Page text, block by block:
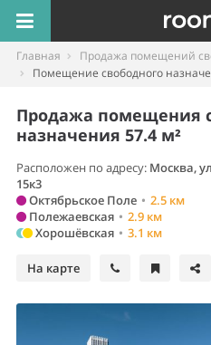
Главная
Продажа помещений
Помещение свободного
Продажа помещения
назначения 57.4 м²
Расположен по адресу: Москва,
15к3
Октябрьское Поле • 2.5 км
Полежаевская • 2.9 км
Хорошёвская • 3.1 км
На карте